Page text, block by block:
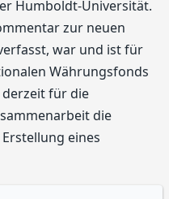
Humboldt-Universität.
zur neuen
war und ist für
Währungsfonds
für die
die
eines